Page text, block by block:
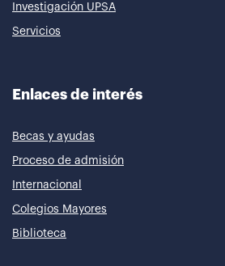
Investigación UPSA
Servicios
Enlaces de interés
Becas y ayudas
Proceso de admisión
Internacional
Colegios Mayores
Biblioteca